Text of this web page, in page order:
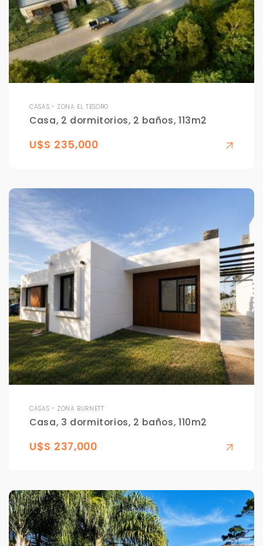
CASAS - ZONA EL TESORO
Casa, 2 dormitorios, 2 baños, 113m2
U$S 235,000
CASAS - ZONA BURNETT
Casa, 3 dormitorios, 2 baños, 110m2
U$S 237,000